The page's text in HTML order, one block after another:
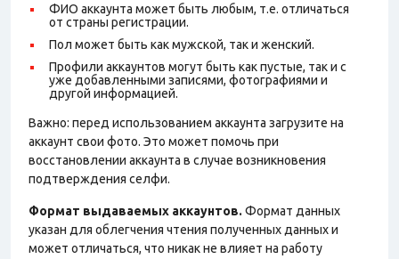
ФИО аккаунта может быть любым, т.е. отличаться
от страны регистрации.
Пол может быть как мужской, так и женский.
Профили аккаунтов могут быть как пустые, так и с
уже добавленными записями, фотографиями и
другой информацией.
Важно: перед использованием аккаунта загрузите на
аккаунт свои фото. Это может помочь при
восстановлении аккаунта в случае возникновения
подтверждения селфи.
Формат выдаваемых аккаунтов. Формат данных
указан для облегчения чтения полученных данных и
может отличаться, что никак не влияет на работу